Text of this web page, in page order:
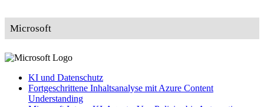
Microsoft
KI und Datenschutz
Fortgeschrittene Inhaltsanalyse mit Azure Content
Understanding